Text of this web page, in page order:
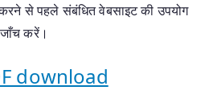
से पहले संबंधित वेबसाइट की उपयोग
जाँच करें।
download